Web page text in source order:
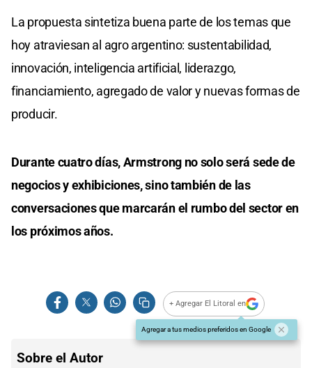
La propuesta sintetiza buena parte de los temas que
hoy atraviesan al agro argentino: sustentabilidad,
innovación, inteligencia artificial, liderazgo,
financiamiento, agregado de valor y nuevas formas de
producir.
Durante cuatro días, Armstrong no solo será sede de
negocios y exhibiciones, sino también de las
conversaciones que marcarán el rumbo del sector en
los próximos años.
+ Agregar El Litoral en
Agregar a tus medios preferidos en Google
Sobre el Autor